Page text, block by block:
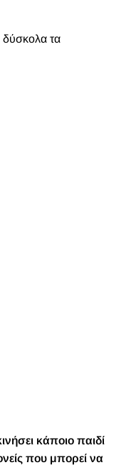
δύσκολα τα
κάποιο παιδί
που μπορεί να